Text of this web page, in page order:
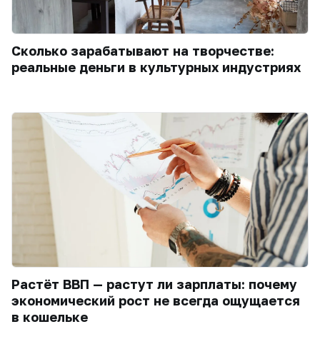
Сколько зарабатывают на творчестве:
реальные деньги в культурных индустриях
Растёт ВВП — растут ли зарплаты: почему
экономический рост не всегда ощущается
в кошельке